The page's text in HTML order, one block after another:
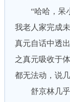
“哈哈，呆小
我老人家完成
真元自话中透
之真元吸收于
都无法动，说
舒京林几乎